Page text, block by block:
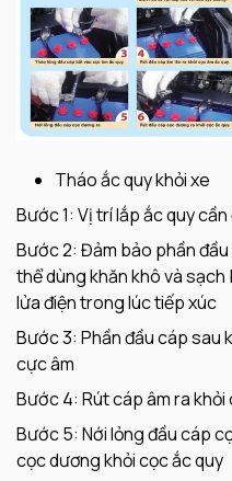
Tháo ắc quy khỏi xe
Bước 1: Vị trí lắp ắc quy
Bước 2: Đảm bảo phần
thể dùng khăn khô và
lửa điện trong lúc tiếp xúc
Bước 3: Phần đầu cáp sau
cực âm
Bước 4: Rút cáp âm ra khỏi
Bước 5: Nới lỏng đầu cáp
cọc dương khỏi cọc ắc quy